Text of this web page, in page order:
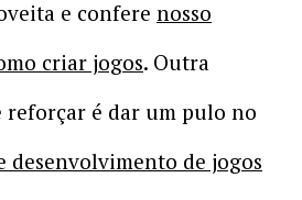
e confere nosso
criar jogos. Outra
reforçar é dar um pulo no
desenvolvimento de jogos